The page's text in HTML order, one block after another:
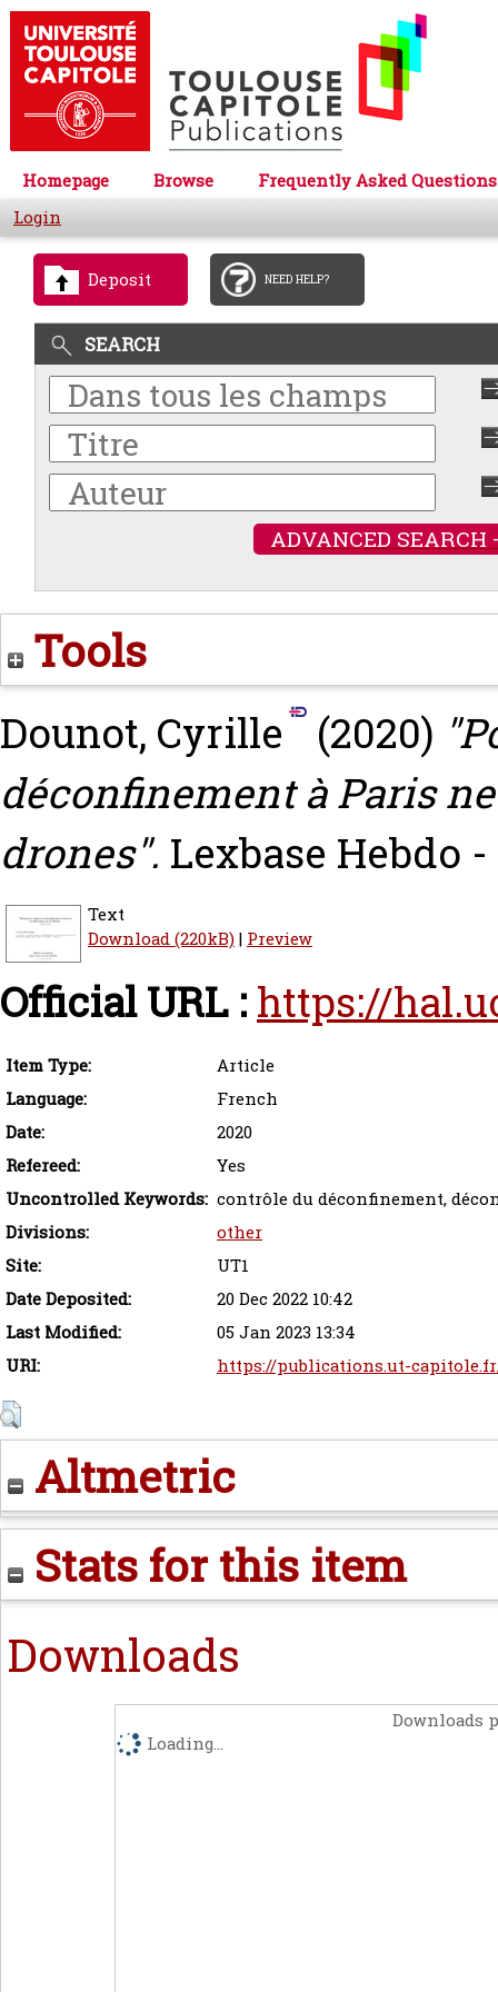
Homepage Browse
Frequently Asked Questions
Login
Deposit NEED HELP?
SEARCH
ADVANCED SEARCH
Tools
Dounot, Cyrille (2020)
déconfinement à Paris
drones". Lexbase Hebdo
Text
Download (220kB)| Preview
Official URL : https://
Item Type:
Article
Language:
French
Date:
2020
Refereed:
Yes
Uncontrolled Keywords: contrôle du déconfinement,
Divisions:
other
Site:
UT1
Date Deposited:
20 Dec 2022 10:42
Last Modified:
05 Jan 2023 13:34
URI:
https://publications.ut-
Altmetric
Stats for this item
Downloads
Downloads
Loading...